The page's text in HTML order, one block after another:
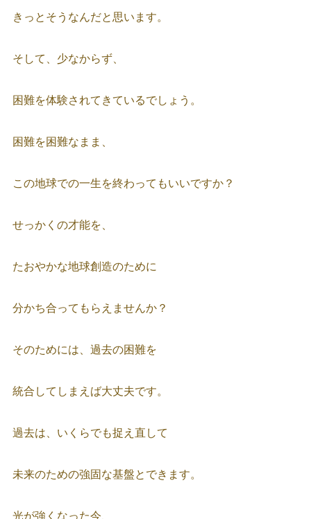
きっとそうなんだと思います。
そして、少なからず、
困難を体験されてきているでしょう。
困難を困難なまま、
この地球での一生を終わってもいいですか？
せっかくの才能を、
たおやかな地球創造のために
分かち合ってもらえませんか？
そのためには、過去の困難を
統合してしまえば大丈夫です。
過去は、いくらでも捉え直して
未来のための強固な基盤とできます。
光が強くなった今、